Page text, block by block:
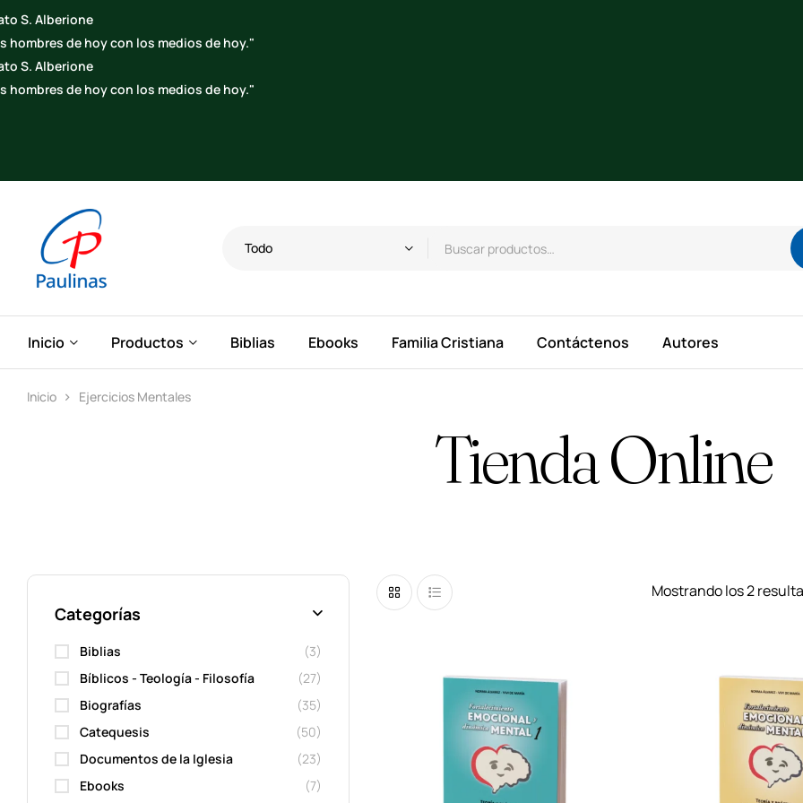
Todo
Inicio Productos Biblias Ebooks Familia Cristiana Contáctenos Autores
Inicio Ejercicios Mentales
Tienda Online
Mostrando los 2
Categorías
Biblias
(3)
Bíblicos - Teología - Filosofía
(27)
Biografías
(35)
Catequesis
(50)
Documentos de la Iglesia
(23)
Ebooks
(7)